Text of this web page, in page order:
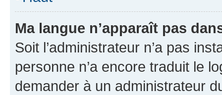
Ma langue n’apparaît pas
Soit l’administrateur n’a pas
personne n’a encore traduit le
demander à un administrateur